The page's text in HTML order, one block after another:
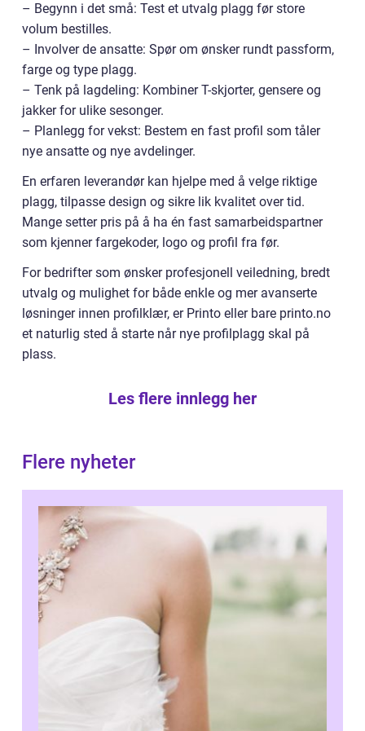
– Begynn i det små: Test et utvalg plagg før store
volum bestilles.
– Involver de ansatte: Spør om ønsker rundt passform,
farge og type plagg.
– Tenk på lagdeling: Kombiner T-skjorter, gensere og
jakker for ulike sesonger.
– Planlegg for vekst: Bestem en fast profil som tåler
nye ansatte og nye avdelinger.
En erfaren leverandør kan hjelpe med å velge riktige
plagg, tilpasse design og sikre lik kvalitet over tid.
Mange setter pris på å ha én fast samarbeidspartner
som kjenner fargekoder, logo og profil fra før.
For bedrifter som ønsker profesjonell veiledning, bredt
utvalg og mulighet for både enkle og mer avanserte
løsninger innen profilklær, er Printo eller bare printo.no
et naturlig sted å starte når nye profilplagg skal på
plass.
Les flere innlegg her
Flere nyheter